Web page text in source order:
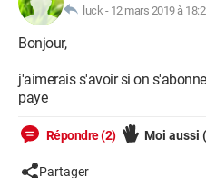
luck - 12 mars 2019 à
Bonjour,
j'aimerais s'avoir si on
paye
Répondre (2) Moi aussi
Partager